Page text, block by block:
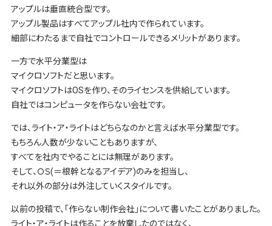
アップルは垂直統合型です。
アップル製品はすべてアップル社内で作られています。
細部にわたるまで自社でコントロールできるメリットがあります。
一方で水平分業型は
マイクロソフトだと思います。
マイクロソフトはOSを作り、そのライセンスを供給しています。
自社ではコンピュータを作らない会社です。
では、ライト・ア・ライトはどちらなのかと言えば水平分業型です。
もちろん人数が少ないこともありますが、
すべてを社内でやることには無理があります。
そして、ＯＳ(＝根幹となるアイデア)のみを担当し、
それ以外の部分は外注していくスタイルです。
以前の投稿で、「作らない制作会社」について書いたことがありました。
ライト・ア・ライトは作ることを放棄したのではなく、